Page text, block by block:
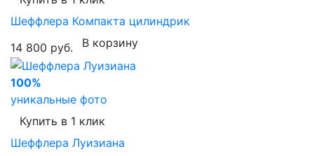
Шеффлера Компакта цилиндрик
14 800 руб.
В корзину
100%
уникальные фото
Купить в 1 клик
Шеффлера Луизиана